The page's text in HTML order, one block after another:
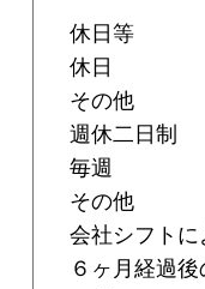
休日等
休日
その他
週休二日制
毎週
その他
会社シフトに
６ヶ月経過